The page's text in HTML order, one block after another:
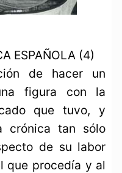
ESPAÑOLA (4)
de hacer un
figura con la
que tuvo, y
crónica tan sólo
de su labor
que procedía y al